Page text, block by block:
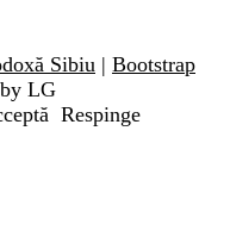
Sibiu | Bootstrap
LG
Respinge